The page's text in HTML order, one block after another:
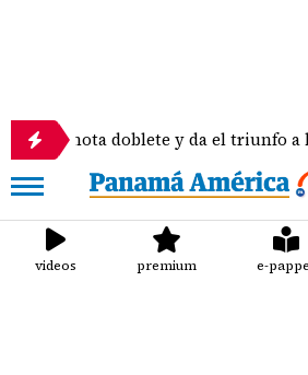
doblete y da el triunfo a la
videos premium e-